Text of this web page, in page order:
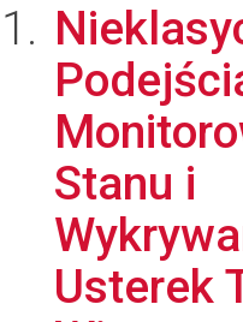
Stanu i
Usterek